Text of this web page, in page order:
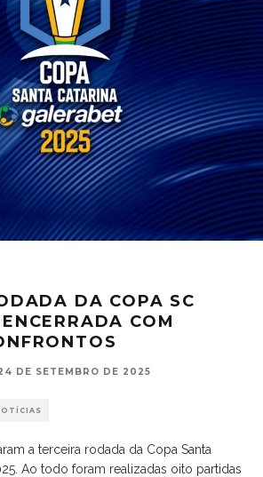
DA COPA SC
COM
DE SETEMBRO DE 2025
a terceira rodada da Copa Santa
Ao todo foram realizadas oito partidas